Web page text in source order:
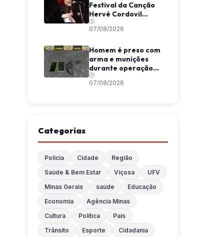
Festival da Canção
Hervé Cordovil
neste fim de semana
07/08/2026
Homem é preso com
arma e munições
durante operação
da Polícia Militar em
Araponga
07/08/2026
Categorias
Polícia Cidade
Região
Saúde & Bem Estar
Viçosa
UFV
Minas Gerais
saúde
Educação
Economia
Agência Minas
Cultura
Política
País
Trânsito
Esporte
Cidadania